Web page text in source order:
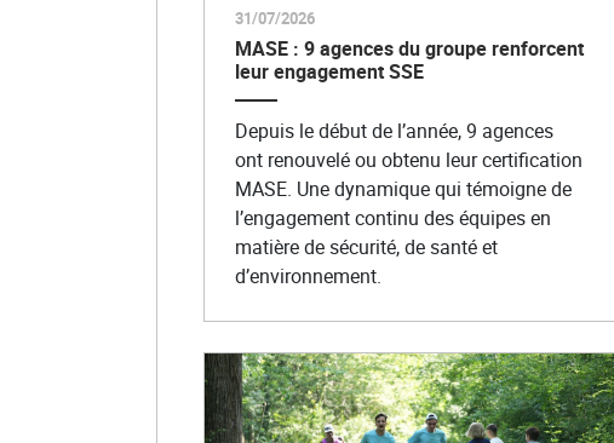
31/07/2026
MASE : 9 agences du groupe renforcent
leur engagement SSE
Depuis le début de l’année, 9 agences
ont renouvelé ou obtenu leur certification
MASE. Une dynamique qui témoigne de
l’engagement continu des équipes en
matière de sécurité, de santé et
d’environnement.